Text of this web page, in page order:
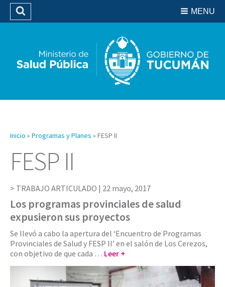
Biblioteca
MENU
Buscar
Inicio » Programas y Planes » FESP II
FESP II
TRABAJO ARTICULADO | 22 mayo, 2017
Los programas provinciales de salud
expusieron sus proyectos
Se llevó a cabo la apertura del ‘Encuentro de Programas
Provinciales de Salud y FESP II’ en el salón de Los Cerezos,
con objetivo de que cada … Leer +